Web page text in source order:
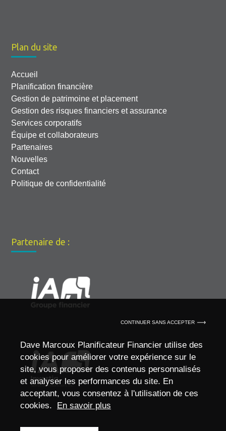
CONTINUER SANS ACCEPTER
Dave Marcoux Planificateur Financier utilise des
cookies pour améliorer votre expérience sur le
site, vous proposer des contenus personnalisés
et analyser les performances du site. En
acceptant, vous consentez à l'utilisation de ces
cookies. En savoir plus
Plan du site
Accueil
Planification financière
Gestion de patrimoine et placement
Gestion des risques financiers et assurance
Services corporatifs
Équipe et collaborateurs
Partenaires
Nouvelles
Contact
Politique de confidentialité
Partenaire de :